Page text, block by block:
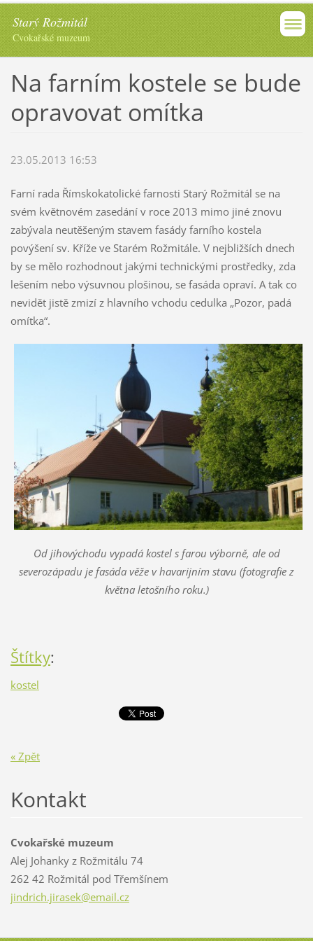
Starý Rožmitál
Cvokařské muzeum
Na farním kostele se bude
opravovat omítka
23.05.2013 16:53
Farní rada Římskokatolické farnosti Starý Rožmitál se na
svém květnovém zasedání v roce 2013 mimo jiné znovu
zabývala neutěšeným stavem fasády farního kostela
povýšení sv. Kříže ve Starém Rožmitále. V nejbližších dnech
by se mělo rozhodnout jakými technickými prostředky, zda
lešením nebo výsuvnou plošinou, se fasáda opraví. A tak co
nevidět jistě zmizí z hlavního vchodu cedulka „Pozor, padá
omítka“.
Od jihovýchodu vypadá kostel s farou výborně, ale od
severozápadu je fasáda věže v havarijním stavu (fotografie z
května letošního roku.)
Štítky:
kostel
« Zpět
Kontakt
Cvokařské muzeum
Alej Johanky z Rožmitálu 74
262 42 Rožmitál pod Třemšínem
jindrich.jirasek@email.cz